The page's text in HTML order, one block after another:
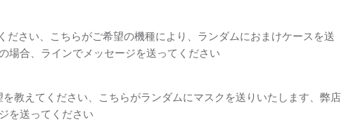
さい、こちらがご希望の機種により、ランダムにおまけケースを送
場合、ラインでメッセージを送ってください
教えてください、こちらがランダムにマスクを送りいたします、弊店
を送ってください